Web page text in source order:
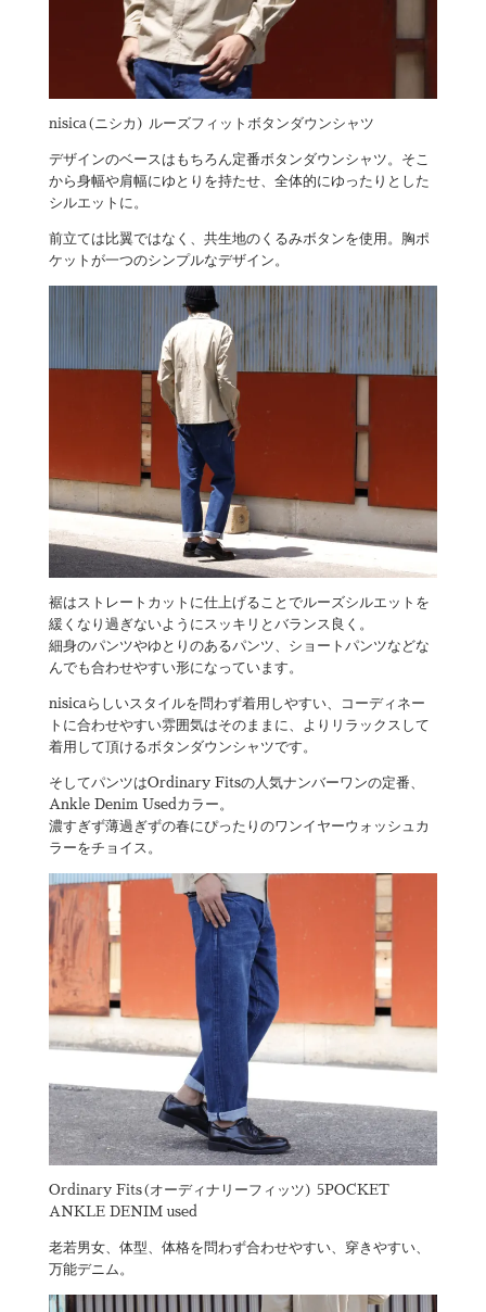
nisica(ニシカ) ルーズフィットボタンダウンシャツ
デザインのベースはもちろん定番ボタンダウンシャツ。そこ
から身幅や肩幅にゆとりを持たせ、全体的にゆったりとした
シルエットに。
前立ては比翼ではなく、共生地のくるみボタンを使用。胸ポ
ケットが一つのシンプルなデザイン。
裾はストレートカットに仕上げることでルーズシルエットを
緩くなり過ぎないようにスッキリとバランス良く。
細身のパンツやゆとりのあるパンツ、ショートパンツなどな
んでも合わせやすい形になっています。
nisicaらしいスタイルを問わず着用しやすい、コーディネー
トに合わせやすい雰囲気はそのままに、よりリラックスして
着用して頂けるボタンダウンシャツです。
そしてパンツはOrdinary Fitsの人気ナンバーワンの定番、
Ankle Denim Usedカラー。
濃すぎず薄過ぎずの春にぴったりのワンイヤーウォッシュカ
ラーをチョイス。
Ordinary Fits(オーディナリーフィッツ) 5POCKET
ANKLE DENIM used
老若男女、体型、体格を問わず合わせやすい、穿きやすい、
万能デニム。